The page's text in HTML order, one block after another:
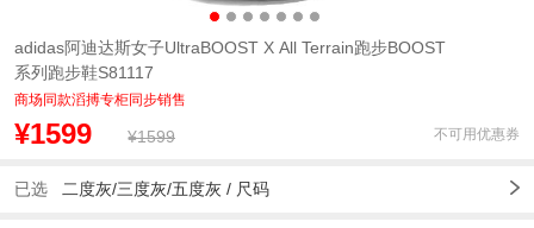
adidas阿迪达斯女子UltraBOOST X All Terrain跑步BOOST
系列跑步鞋S81117
商场同款滔搏专柜同步销售
¥1599 ¥1599 不可用优惠券
已选 二度灰/三度灰/五度灰 / 尺码